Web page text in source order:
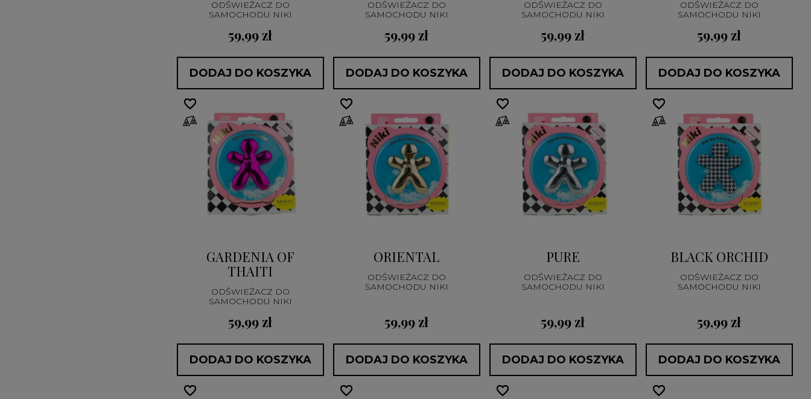
ODŚWIEŻACZ DO
SAMOCHODU NIKI
59,99 zł
DODAJ DO KOSZYKA
ODŚWIEŻACZ DO
SAMOCHODU NIKI
59,99 zł
DODAJ DO KOSZYKA
ODŚWIEŻACZ DO
SAMOCHODU NIKI
59,99 zł
DODAJ DO KOSZYKA
ODŚWIEŻACZ DO
SAMOCHODU NIKI
59,99 zł
DODAJ DO KOSZYKA
GARDENIA OF
THAITI
ODŚWIEŻACZ DO
SAMOCHODU NIKI
59,99 zł
DODAJ DO KOSZYKA
favorite_border
favorite_border
ORIENTAL
ODŚWIEŻACZ DO
SAMOCHODU NIKI
59,99 zł
DODAJ DO KOSZYKA
favorite_border
favorite_border
PURE
ODŚWIEŻACZ DO
SAMOCHODU NIKI
59,99 zł
DODAJ DO KOSZYKA
favorite_border
favorite_border
BLACK ORCHID
ODŚWIEŻACZ DO
SAMOCHODU NIKI
59,99 zł
DODAJ DO KOSZYKA
favorite_border
favorite_border
favorite_border
favorite_border favorite_border
favorite_border favorite_border
favorite_border favorite_border
favorite_border